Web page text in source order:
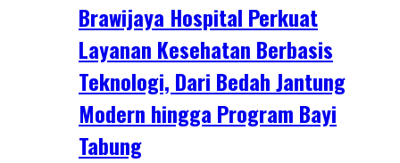
Brawijaya Hospital Perkuat
Layanan Kesehatan Berbasis
Teknologi, Dari Bedah Jantung
Modern hingga Program Bayi
Tabung